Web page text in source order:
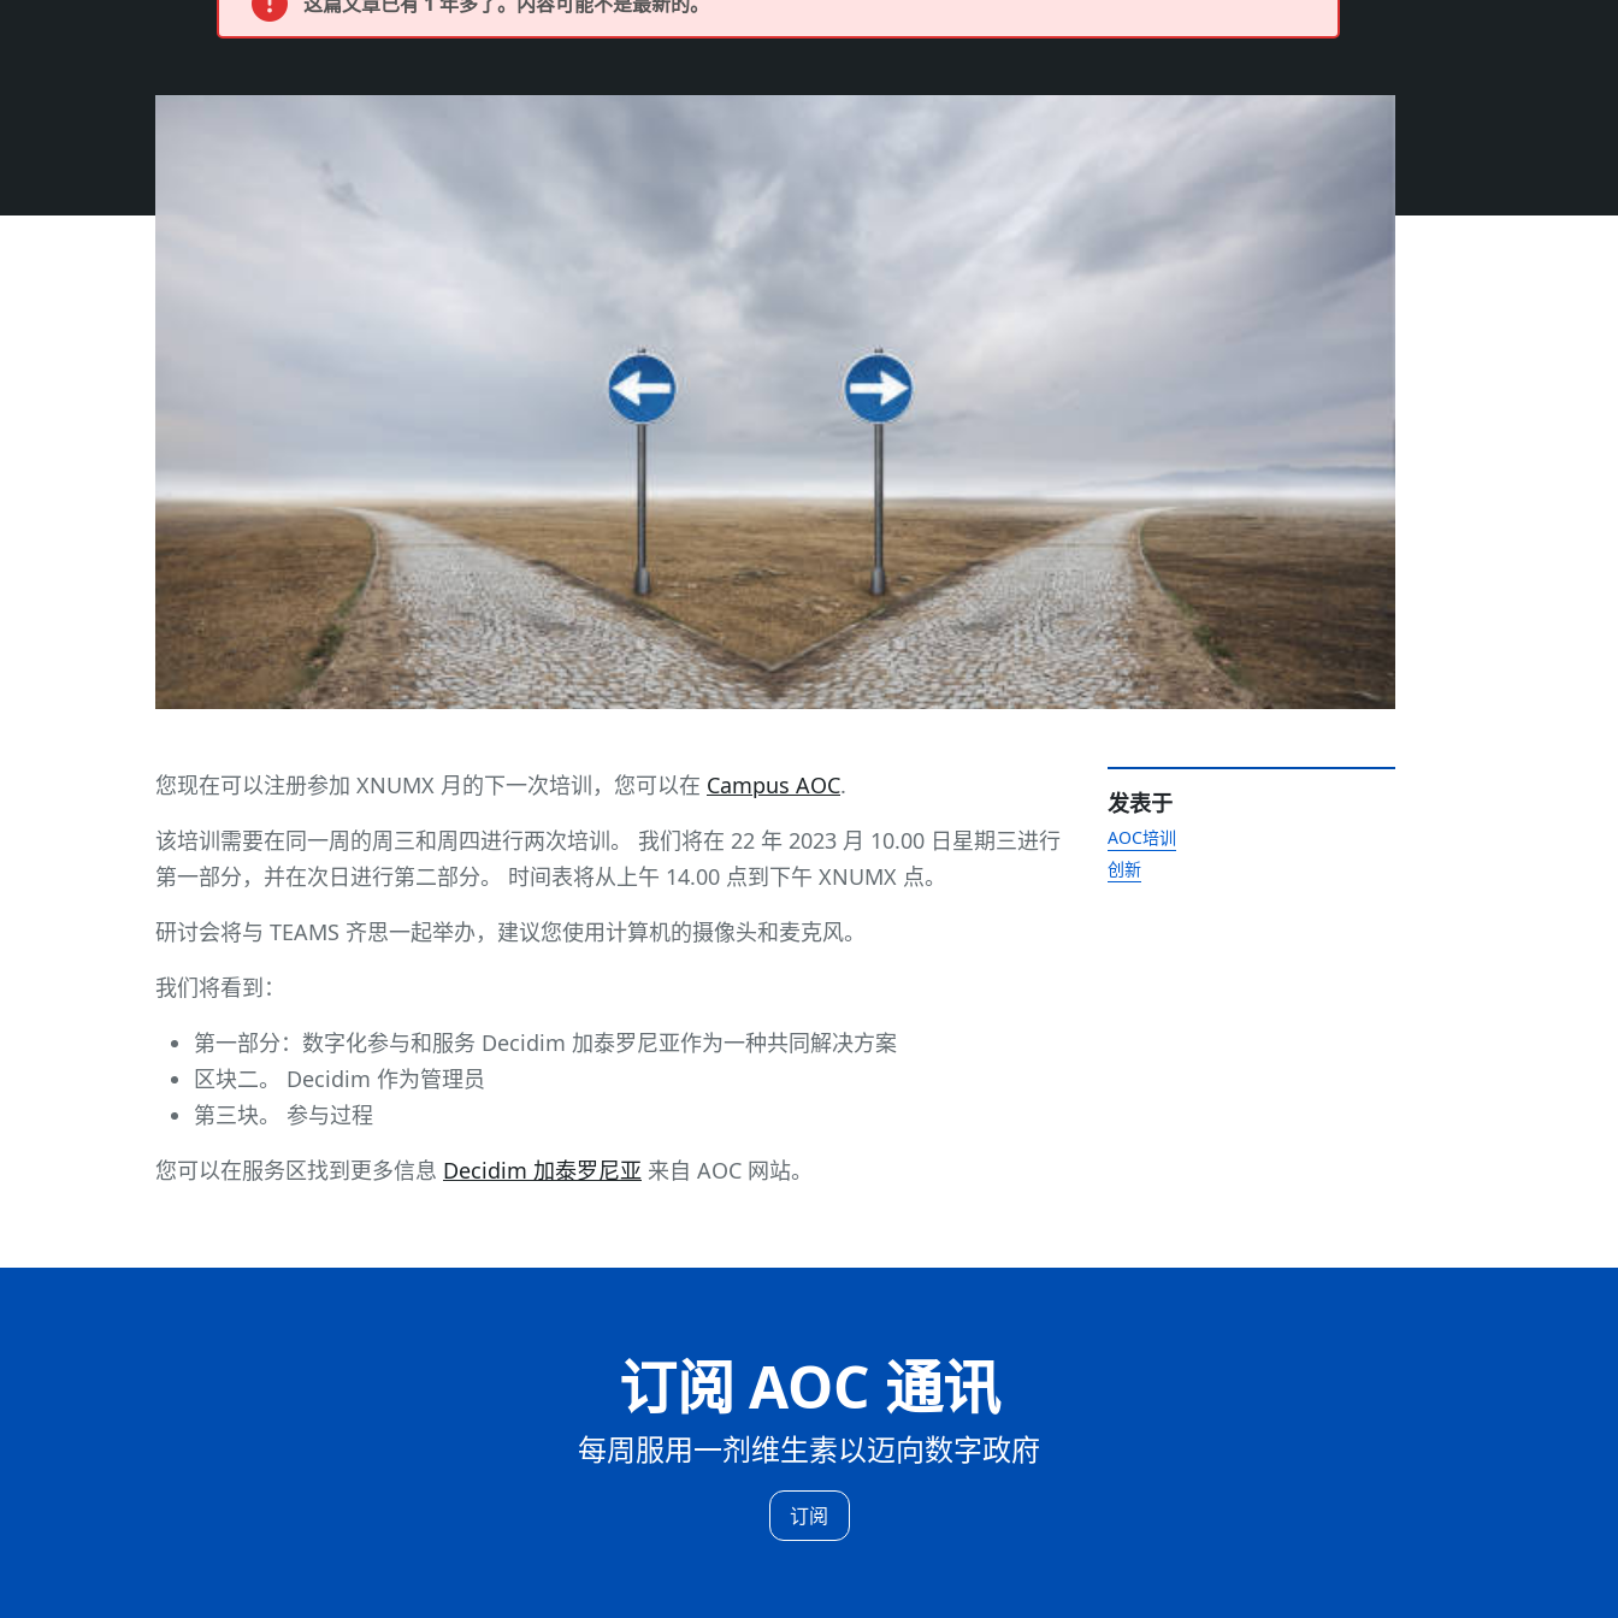
您现在可以注册参加 XNUMX 月的下一次培训，您可以在 Campus AOC.
该培训需要在同一周的周三和周四进行两次培训。 我们将在 22 年 2023 月 10.00 日星期三进行
第一部分，并在次日进行第二部分。 时间表将从上午 14.00 点到下午 XNUMX 点。
研讨会将与 TEAMS 齐思一起举办，建议您使用计算机的摄像头和麦克风。
我们将看到：
第一部分：数字化参与和服务 Decidim 加泰罗尼亚作为一种共同解决方案
区块二。 Decidim 作为管理员
第三块。 参与过程
您可以在服务区找到更多信息 Decidim 加泰罗尼亚 来自 AOC 网站。
发表于
AOC培训
创新
订阅 AOC 通讯
每周服用一剂维生素以迈向数字政府
订阅